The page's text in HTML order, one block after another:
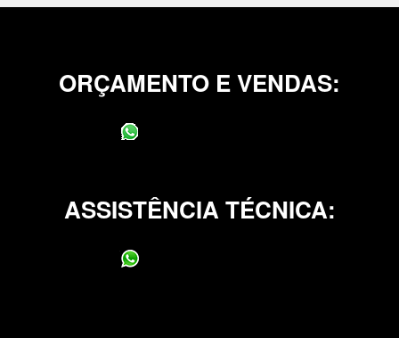
ORÇAMENTO E VENDAS:
ASSISTÊNCIA TÉCNICA: